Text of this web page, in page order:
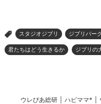
> スタジオジブリ ジブリパーク
君たちはどう生きるか ジブリの
ウレぴあ総研 ハピママ*